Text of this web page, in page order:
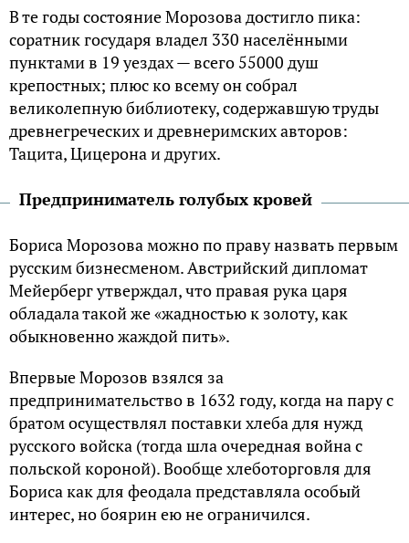
В те годы состояние Морозова достигло пика:
соратник государя владел 330 населёнными
пунктами в 19 уездах — всего 55000 душ
крепостных; плюс ко всему он собрал
великолепную библиотеку, содержавшую труды
древнегреческих и древнеримских авторов:
Тацита, Цицерона и других.
Предприниматель голубых кровей
Бориса Морозова можно по праву назвать первым
русским бизнесменом. Австрийский дипломат
Мейерберг утверждал, что правая рука царя
обладала такой же «жадностью к золоту, как
обыкновенно жаждой пить».
Впервые Морозов взялся за
предпринимательство в 1632 году, когда на пару с
братом осуществлял поставки хлеба для нужд
русского войска (тогда шла очередная война с
польской короной). Вообще хлеботорговля для
Бориса как для феодала представляла особый
интерес, но боярин ею не ограничился.